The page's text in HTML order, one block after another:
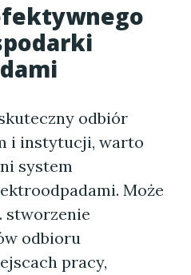
odbiór
i instytucji, warto
system
Może
stworzenie
odbioru
pracy,